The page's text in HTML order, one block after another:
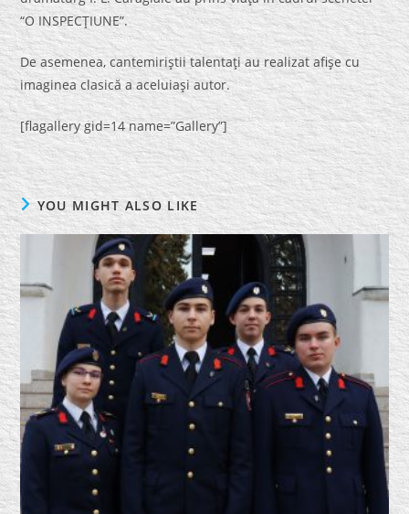
“O INSPECŢIUNE”.
De asemenea, cantemiriştii talentaţi au realizat afişe cu
imaginea clasică a aceluiaşi autor.
[flagallery gid=14 name=”Gallery”]
YOU MIGHT ALSO LIKE